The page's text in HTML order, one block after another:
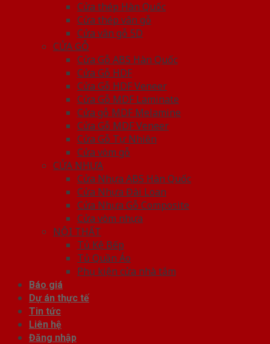
Cửa thép Hàn Quốc
Cửa thép vân gỗ
Cửa vân gỗ 5D
CỬA GỖ
Cửa Gỗ ABS Hàn Quốc
Cửa Gỗ HDF
Cửa Gỗ HDF Veneer
Cửa Gỗ MDF Laminate
Cửa gỗ MDF Melamine
Cửa Gỗ MDF Veneer
Cửa Gỗ Tự Nhiên
Cửa vòm gỗ
CỬA NHỰA
Cửa Nhựa ABS Hàn Quốc
Cửa Nhựa Đài Loan
Cửa Nhựa Gỗ Composite
Cửa vòm nhựa
NỘI THẤT
Tủ Kệ Bếp
Tủ Quần Áo
Phụ kiện cửa nhà tắm
Báo giá
Dự án thực tế
Tin tức
Liên hệ
Đăng nhập